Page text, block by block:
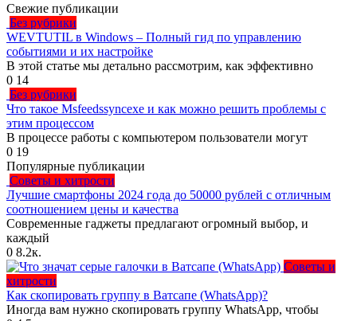
Свежие публикации
Без рубрики
WEVTUTIL в Windows – Полный гид по управлению
событиями и их настройке
В этой статье мы детально рассмотрим, как эффективно
0 14
Без рубрики
Что такое Msfeedssyncexe и как можно решить проблемы с
этим процессом
В процессе работы с компьютером пользователи могут
0 19
Популярные публикации
Советы и хитрости
Лучшие смартфоны 2024 года до 50000 рублей с отличным
соотношением цены и качества
Современные гаджеты предлагают огромный выбор, и
каждый
0 8.2к.
Советы и
хитрости
Как скопировать группу в Ватсапе (WhatsApp)?
Иногда вам нужно скопировать группу WhatsApp, чтобы